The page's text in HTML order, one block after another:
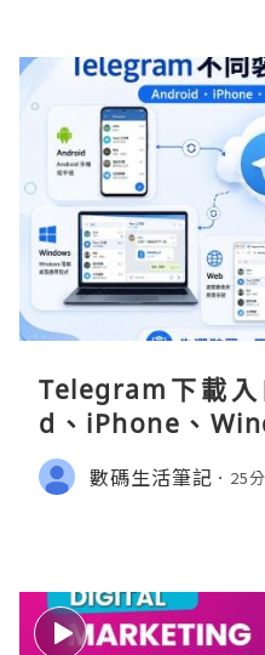
Telegram下載
d、iPhone、
別
數碼生活筆記 25